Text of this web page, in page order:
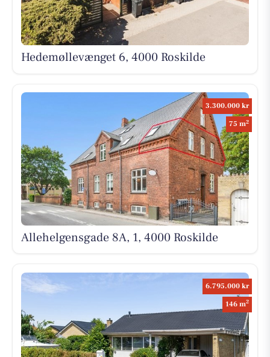
Hedemøllevænget 6, 4000 Roskilde
3.300.000 kr
75 m2
Allehelgensgade 8A, 1, 4000 Roskilde
6.795.000 kr
146 m2